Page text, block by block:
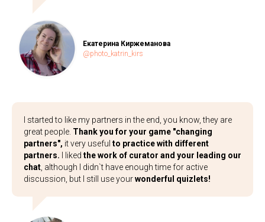
Екатерина Киржеманова
@photo_katrin_kirs
I started to like my partners in the end, you know, they are
great people. Thank you for your game "changing
partners", it very useful to practice with different
partners. I liked the work of curator and your leading our
chat , although I didn`t have enough time for active
discussion, but I still use yourwonderful quizlets!